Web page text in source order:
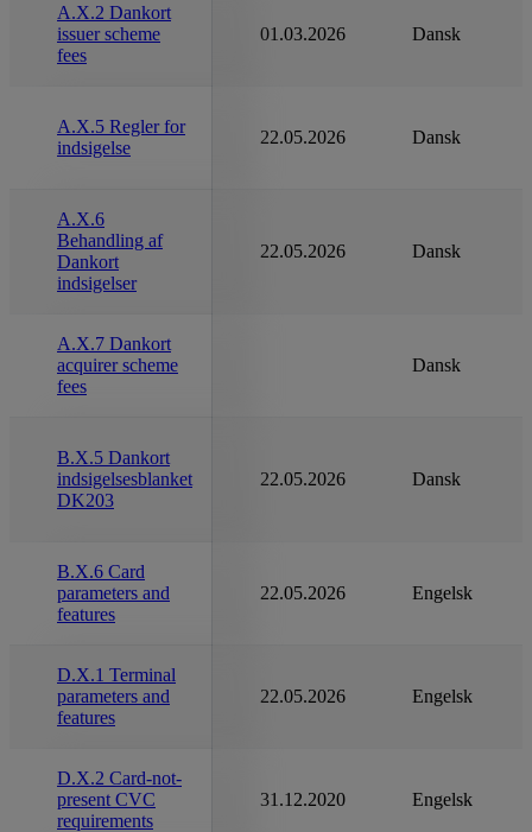
A.X.2 Dankort
issuer scheme
fees
01.03.2026 Dansk
A.X.5 Regler for
indsigelse
22.05.2026 Dansk
A.X.6
Behandling af
Dankort
indsigelser
22.05.2026 Dansk
A.X.7 Dankort
acquirer scheme
fees
Dansk
B.X.5 Dankort
indsigelsesblanket
DK203
22.05.2026 Dansk
B.X.6 Card
parameters and
features
22.05.2026 Engelsk
D.X.1 Terminal
parameters and
features
22.05.2026 Engelsk
D.X.2 Card-not-
present CVC
requirements
31.12.2020 Engelsk